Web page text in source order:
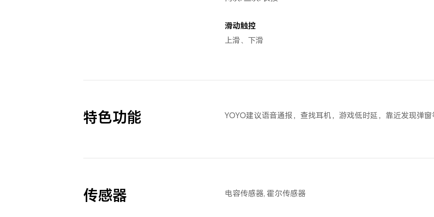
滑动触控
上滑、下滑
特色功能 YOYO建议语音通报，查找耳机，游戏低时延，靠近发现弹窗
传感器 电容传感器, 霍尔传感器